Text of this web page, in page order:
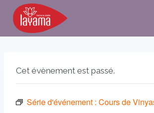
Aller
contenu
Cet évènement est passé.
Série d'événement : Cours de